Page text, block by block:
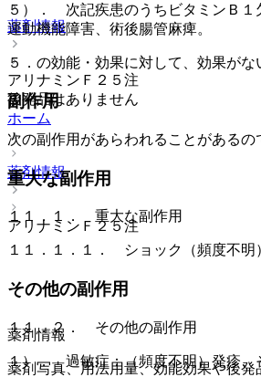
薬剤情報
アリナミンＦ２５注
後発品はありません
ホーム
薬剤情報
アリナミンＦ２５注
５）． 次記疾患のうちビタミンＢ１
運動機能障害、術後腸管麻痺。
５．の効能・効果に対して、効果が
副作用
次の副作用があらわれることがある
重大な副作用
１１．１． 重大な副作用
１１．１．１． ショック（頻度不明
その他の副作用
１１．２． その他の副作用
１）． 過敏症：（頻度不明）発疹、
薬剤情報
薬剤写真、用法用量、効能効果や後